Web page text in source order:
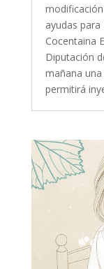
ayudas
Cocentaina
Diputación
mañana
permitirá